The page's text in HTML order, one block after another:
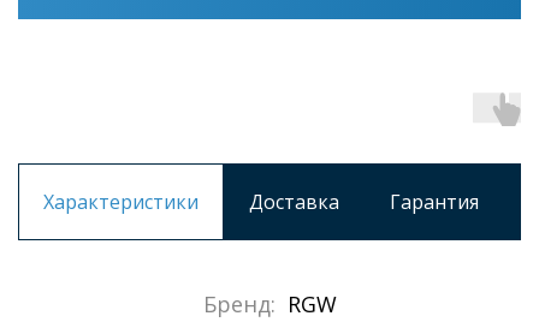
Характеристики Доставка Гарантия
Бренд: RGW